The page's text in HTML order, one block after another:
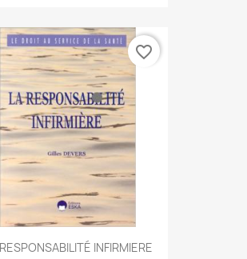
INFIRMIERE
favorite_border